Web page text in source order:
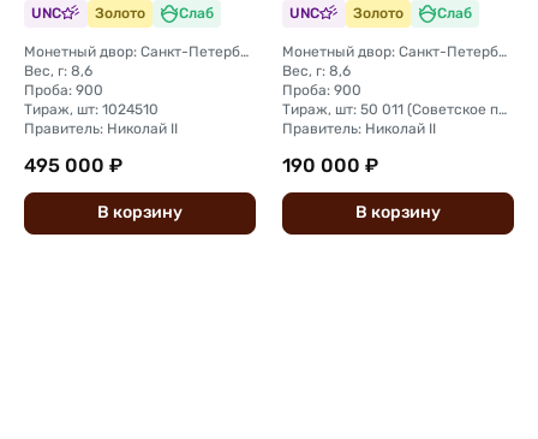
UNC Золото Слаб
Монетный двор: Санкт-Петербургский монетный двор
Вес, г: 8,6
Проба: 900
Тираж, шт: 1024510
Правитель: Николай II
495 000 ₽
В корзину
UNC Золото Слаб
Монетный двор: Санкт-Петербургский монетный двор
Вес, г: 8,6
Проба: 900
Тираж, шт: 50 011 (Советское правительство с декабря 1925 г. по март 1926 г. отчеканило 2 011 000 10-ти рублевого достоинства царского образца, предположительно штемпелями 1911 г.)
Правитель: Николай II
190 000 ₽
В корзину